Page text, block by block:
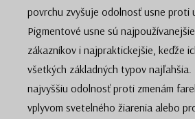
povrchu zvyšuje odolnosť usne proti
Pigmentové usne sú
zákazníkov i najpraktickejšie, keďže
všetkých základných typov najľahšia.
najvyššiu odolnosť proti zmenám
vplyvom svetelného žiarenia alebo